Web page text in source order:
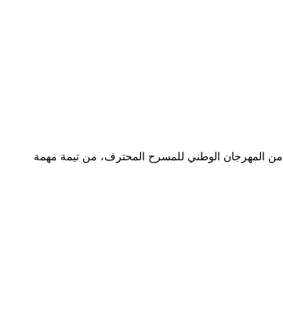
ينطلق العمل المسرحي “الزاوش”، إنتاج المسرح الوطني الجزائري للمخرج كمال يعيش، وأداء إبراهيم شرقي ورانيا سيروتي، المشارك في المنافسة الرسمية للدورة الـ 14 من المهرجان الوطني للمسرح المحترف، من تيمة مهمة